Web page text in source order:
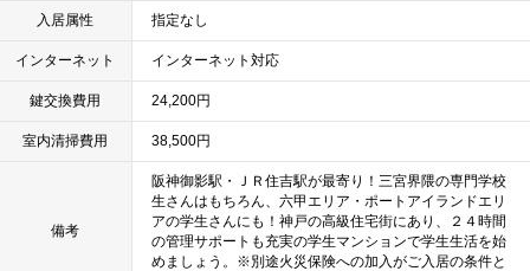
入居属性 指定なし
インターネット インターネット対応
鍵交換費用 24,200円
室内清掃費用 38,500円
備考
阪神御影駅・ＪＲ住吉駅が最寄り！三宮界隈の専門学校
生さんはもちろん、六甲エリア・ポートアイランドエリ
アの学生さんにも！神戸の高級住宅街にあり、２４時間
の管理サポートも充実の学生マンションで学生生活を始
めましょう。※別途火災保険への加入がご入居の条件と